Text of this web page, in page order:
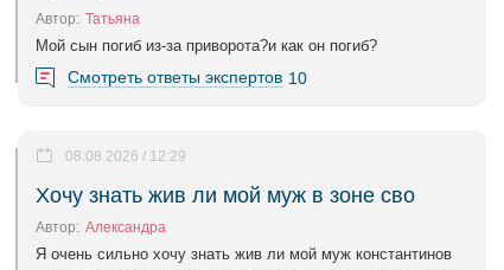
Автор: Татьяна
Мой сын погиб из-за приворота?и как он погиб?
Смотреть ответы экспертов 10
Хочу знать жив ли мой муж в зоне сво
08.08.2026 / 12:29
Автор: Александра
Я очень сильно хочу знать жив ли мой муж константинов